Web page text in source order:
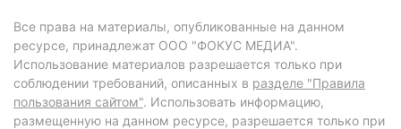
Все права на материалы, опубликованные на данном
ресурсе, принадлежат ООО "ФОКУС МЕДИА".
Использование материалов разрешается только при
соблюдении требований, описанных в разделе "Правила
пользования сайтом". Использовать информацию,
размещенную на данном ресурсе, разрешается только при